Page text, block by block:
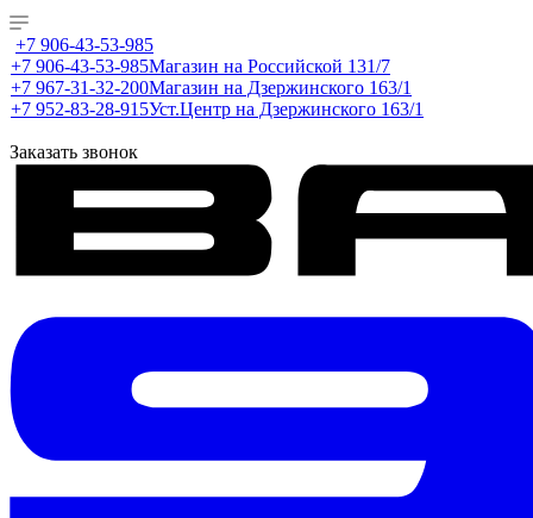
+7 906-43-53-985
+7 906-43-53-985Магазин на Российской 131/7
+7 967-31-32-200Магазин на Дзержинского 163/1
+7 952-83-28-915Уст.Центр на Дзержинского 163/1
Заказать звонок